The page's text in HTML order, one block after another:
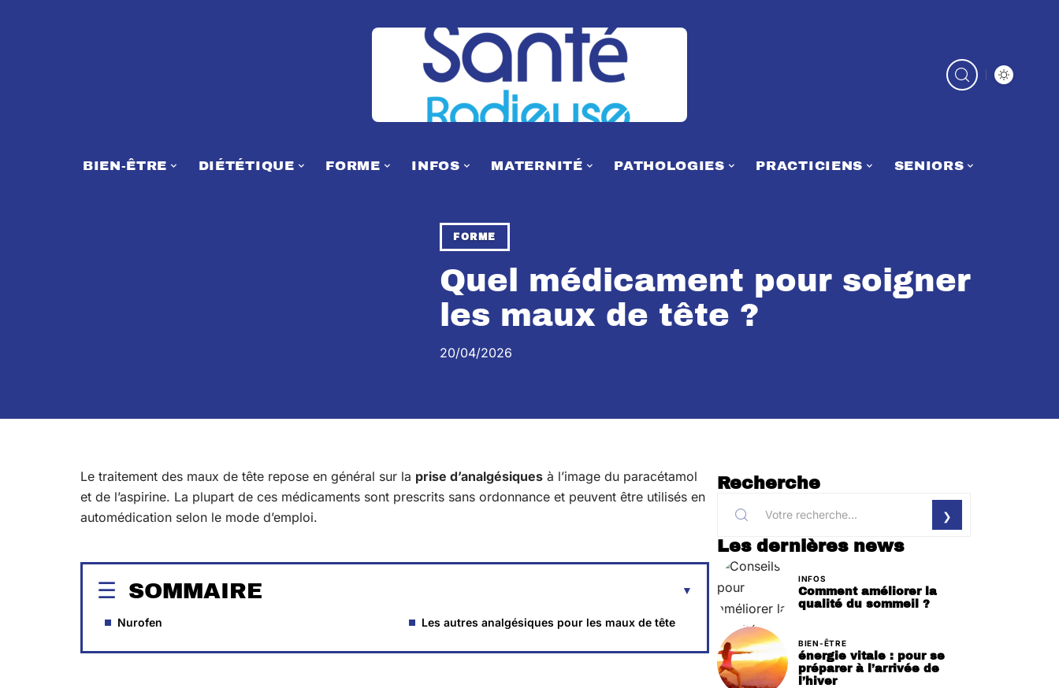
BIEN-ÊTRE DIÉTÉTIQUE FORME INFOS MATERNITÉ PATHOLOGIES PRACTICIENS SENIORS
FORME
Quel médicament pour soigner
les maux de tête ?
20/04/2026
Le traitement des maux de tête repose en général sur la prise d’analgésiques à l’image du paracétamol
et de l’aspirine. La plupart de ces médicaments sont prescrits sans ordonnance et peuvent être utilisés en
automédication selon le mode d’emploi.
SOMMAIRE
Nurofen Les autres analgésiques pour les maux de tête
Recherche
Les dernières news
INFOS
Comment améliorer la
qualité du sommeil ?
BIEN-ÊTRE
énergie vitale : pour se
préparer à l’arrivée de
l’hiver